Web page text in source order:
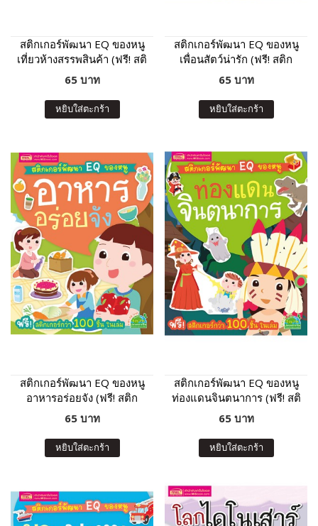
สติกเกอร์พัฒนา EQ ของหนู
เที่ยวห้างสรรพสินค้า (ฟรี! สติ
กเกอร์กว่า 100 ชิ้น ในเล่ม)
65 บาท
หยิบใส่ตะกร้า
สติกเกอร์พัฒนา EQ ของหนู
เพื่อนสัตว์น่ารัก (ฟรี! สติก
เกอร์กว่า 100 ชิ้น ในเล่ม)
65 บาท
หยิบใส่ตะกร้า
สติกเกอร์พัฒนา EQ ของหนู
อาหารอร่อยจัง (ฟรี! สติก
เกอร์กว่า 100 ชิ้น ในเล่ม)
65 บาท
หยิบใส่ตะกร้า
สติกเกอร์พัฒนา EQ ของหนู
ท่องแดนจินตนาการ (ฟรี! สติ
กเกอร์กว่า 100 ชิ้น ในเล่ม)
65 บาท
หยิบใส่ตะกร้า